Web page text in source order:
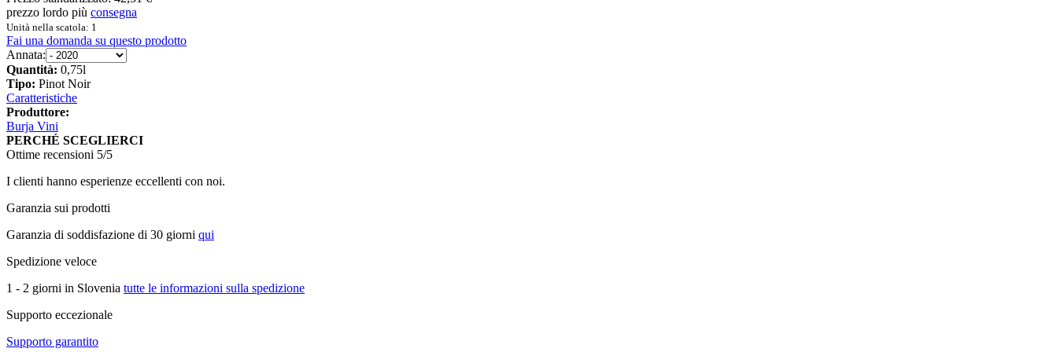
prezzo lordo più consegna
Unità nella scatola: 1
Fai una domanda su questo prodotto
Annata:
Quantità: 0,75l
Tipo: Pinot Noir
Caratteristiche
Produttore:
Burja Vini
PERCHÉ SCEGLIERCI
Ottime recensioni 5/5
I clienti hanno esperienze eccellenti con noi.
Garanzia sui prodotti
Garanzia di soddisfazione di 30 giorni qui
Spedizione veloce
1 - 2 giorni in Slovenia tutte le informazioni sulla spedizione
Supporto eccezionale
Supporto garantito